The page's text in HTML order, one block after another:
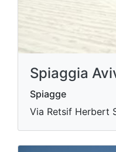
Spiaggia
Spiagge
Via Retsif Herbert